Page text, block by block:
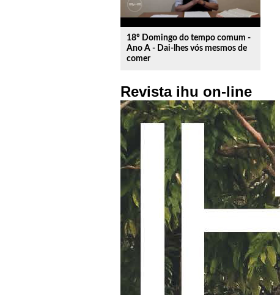
18º Domingo do tempo comum -
Ano A - Dai-lhes vós mesmos de
comer
Revista ihu on-line